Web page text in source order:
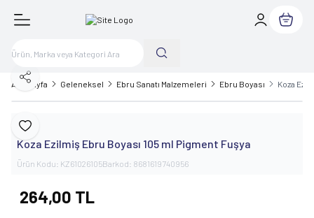
Sepetim
Ana Sayfa Geleneksel Ebru Sanatı Malzemeleri Ebru Boyası Koza
Favoriye Ekle
Paylaş
Koza
Koza Ezilmiş Ebru Boyası 105 ml Pigment Fuşya
Ürün Kodu: KZ61026105Barkod: 8681619740956
264,00 TL